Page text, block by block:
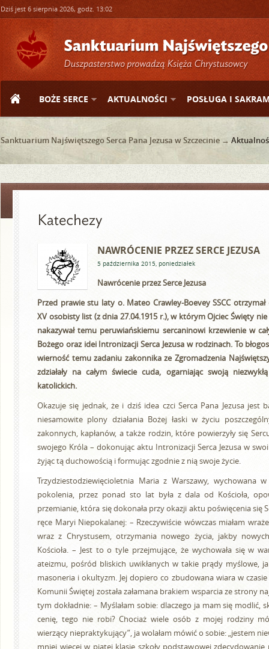
Dziś jest 6 sierpnia 2026, godz. 13:02
BOŻE SERCE AKTUALNOŚCI POSŁUGA I
Sanktuarium Najświętszego Serca Pana Jezusa w Szczecinie →
NAWRÓCENIE PRZEZ SERCE JEZUSA
5 października 2015, poniedziałek
Nawrócenie przez Serce Jezusa
Przed prawie stu laty o. Mateo Crawley-Boevey SSCC
XV osobisty list (z dnia 27.04.1915 r.), w którym Ojciec Święty nie
nakazywał temu peruwiańskiemu sercaninowi krzewienie w
Bożego oraz idei Intronizacji Serca Jezusa w rodzinach. To
wierność temu zadaniu zakonnika ze Zgromadzenia
zdziałały na całym świecie cuda, ogarniając swoją
katolickich.
Okazuje się jednak, że i dziś idea czci Serca Pana Jezusa jest
niesamowite plony działania Bożej łaski w życiu
zakonnych, kapłanów, a także rodzin, które powierzyły się
swojego Króla – dokonując aktu Intronizacji Serca Jezusa w
żyjąc tą duchowością i formując zgodnie z nią swoje życie.
Trzydziestodziewięcioletnia Maria z Warszawy, wychowana
pokolenia, przez ponad sto lat była z dala od Kościoła,
przemianie, która się dokonała przy okazji aktu poświęcenia się
ręce Maryi Niepokalanej: – Rzeczywiście wówczas miałam
wraz z Chrystusem, otrzymania nowego życia, jakby
Kościoła. – Jest to o tyle przejmujące, że wychowała się w
ateizmu, pośród bliskich uwikłanych w takie prądy myślowe,
masoneria i okultyzm. Jej dopiero co zbudowana wiara w
Komunii Świętej została załamana brakiem wsparcia ze strony
tym dokładnie: – Myślałam sobie: dlaczego ja mam się modlić,
cenię, tego nie robi? Chociaż wiele osób z mojej rodziny
wierzący niepraktykujący”, ja wolałam mówić o sobie: „jestem
mniej więcej w piątej klasie szkoły podstawowej zdecydowanie